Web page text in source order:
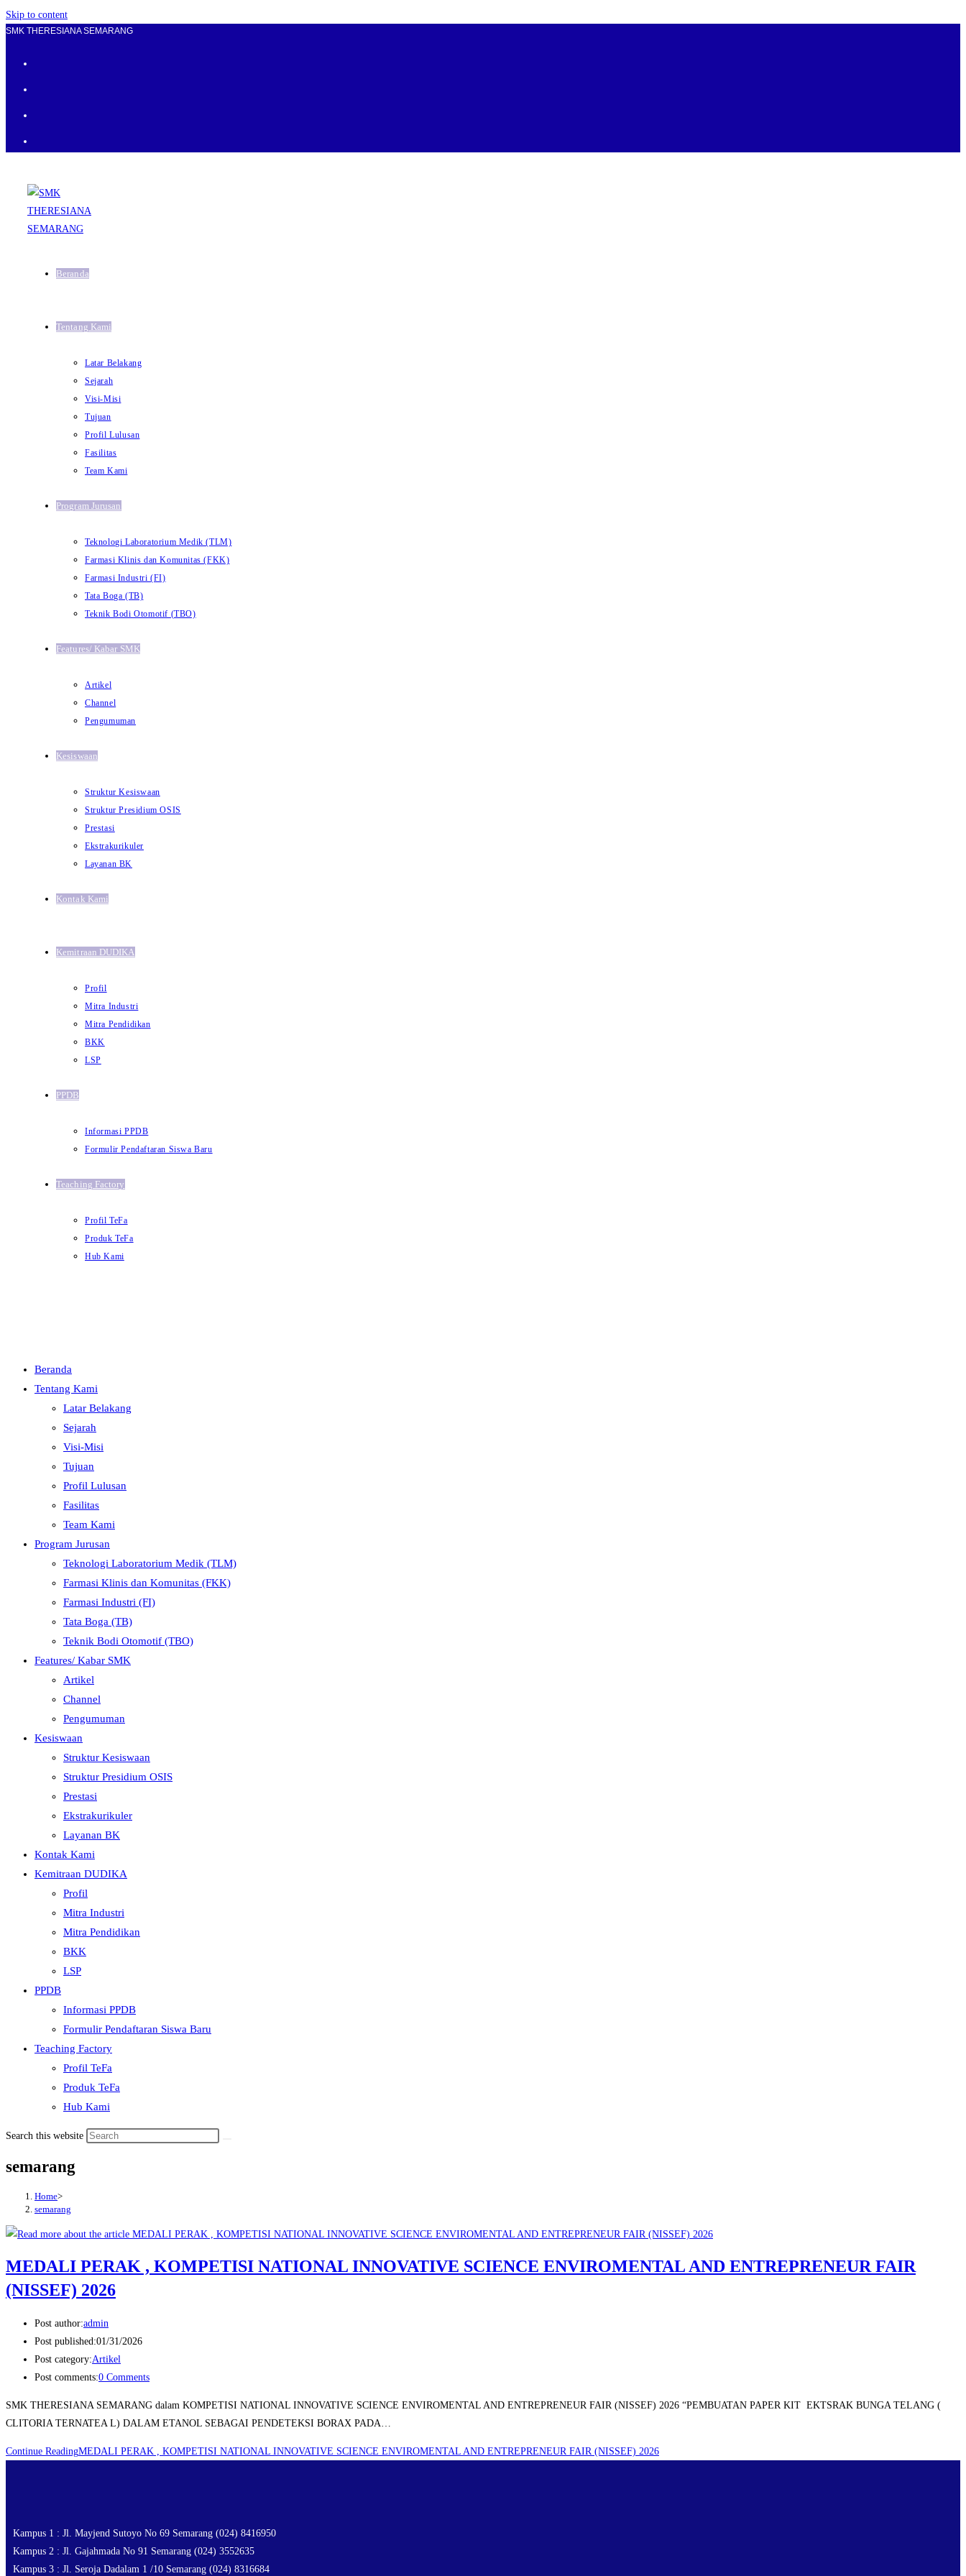
Skip to content
SMK THERESIANA SEMARANG
Beranda
Tentang Kami
Latar Belakang
Sejarah
Visi-Misi
Tujuan
Profil Lulusan
Fasilitas
Team Kami
Program Jurusan
Teknologi Laboratorium Medik (TLM)
Farmasi Klinis dan Komunitas (FKK)
Farmasi Industri (FI)
Tata Boga (TB)
Teknik Bodi Otomotif (TBO)
Features/ Kabar SMK
Artikel
Channel
Pengumuman
Kesiswaan
Struktur Kesiswaan
Struktur Presidium OSIS
Prestasi
Ekstrakurikuler
Layanan BK
Kontak Kami
Kemitraan DUDIKA
Profil
Mitra Industri
Mitra Pendidikan
BKK
LSP
PPDB
Informasi PPDB
Formulir Pendaftaran Siswa Baru
Teaching Factory
Profil TeFa
Produk TeFa
Hub Kami
Beranda
Tentang Kami
Latar Belakang
Sejarah
Visi-Misi
Tujuan
Profil Lulusan
Fasilitas
Team Kami
Program Jurusan
Teknologi Laboratorium Medik (TLM)
Farmasi Klinis dan Komunitas (FKK)
Farmasi Industri (FI)
Tata Boga (TB)
Teknik Bodi Otomotif (TBO)
Features/ Kabar SMK
Artikel
Channel
Pengumuman
Kesiswaan
Struktur Kesiswaan
Struktur Presidium OSIS
Prestasi
Ekstrakurikuler
Layanan BK
Kontak Kami
Kemitraan DUDIKA
Profil
Mitra Industri
Mitra Pendidikan
BKK
LSP
PPDB
Informasi PPDB
Formulir Pendaftaran Siswa Baru
Teaching Factory
Profil TeFa
Produk TeFa
Hub Kami
Search this website
semarang
Home>
semarang
MEDALI PERAK , KOMPETISI NATIONAL INNOVATIVE SCIENCE ENVIROMENTAL AND ENTREPRENEUR FAIR
(NISSEF) 2026
Post author:admin
Post published:01/31/2026
Post category:Artikel
Post comments:0 Comments
SMK THERESIANA SEMARANG dalam KOMPETISI NATIONAL INNOVATIVE SCIENCE ENVIROMENTAL AND ENTREPRENEUR FAIR (NISSEF) 2026 “PEMBUATAN PAPER KIT EKTSRAK BUNGA TELANG (
CLITORIA TERNATEA L) DALAM ETANOL SEBAGAI PENDETEKSI BORAX PADA…
Continue ReadingMEDALI PERAK , KOMPETISI NATIONAL INNOVATIVE SCIENCE ENVIROMENTAL AND ENTREPRENEUR FAIR (NISSEF) 2026
Kampus 1 : Jl. Mayjend Sutoyo No 69 Semarang (024) 8416950
Kampus 2 : Jl. Gajahmada No 91 Semarang (024) 3552635
Kampus 3 : Jl. Seroja Dadalam 1 /10 Semarang (024) 8316684